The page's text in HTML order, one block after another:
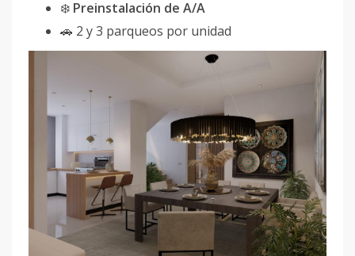
❄️ Preinstalación de A/A
🚗 2 y 3 parqueos por unidad